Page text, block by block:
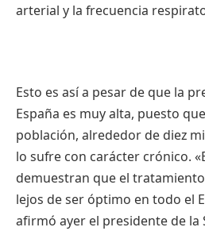
arterial y la frecuencia
Esto es así a pesar de que la
España es muy alta, puesto
población, alrededor de diez
lo sufre con carácter crónico.
demuestran que el
lejos de ser óptimo en todo el
afirmó ayer el presidente de la